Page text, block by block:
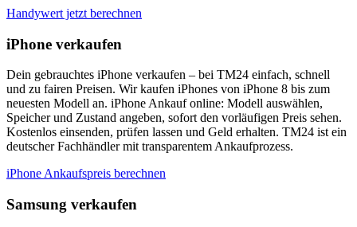
Handywert jetzt berechnen
iPhone verkaufen
Dein gebrauchtes iPhone verkaufen – bei TM24 einfach, schnell
und zu fairen Preisen. Wir kaufen iPhones von iPhone 8 bis zum
neuesten Modell an. iPhone Ankauf online: Modell auswählen,
Speicher und Zustand angeben, sofort den vorläufigen Preis sehen.
Kostenlos einsenden, prüfen lassen und Geld erhalten. TM24 ist ein
deutscher Fachhändler mit transparentem Ankaufprozess.
iPhone Ankaufspreis berechnen
Samsung verkaufen